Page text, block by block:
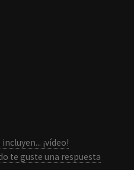
¡vídeo!
te guste una respuesta